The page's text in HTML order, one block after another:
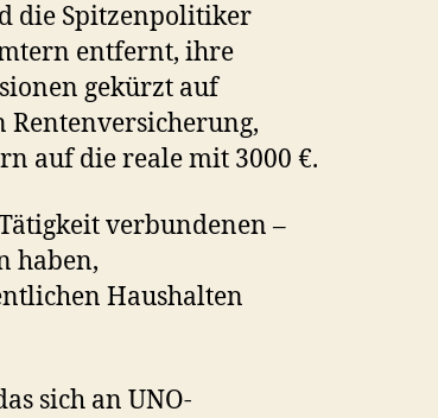
die Spitzenpolitiker
entfernt, ihre
gekürzt auf
Rentenversicherung,
auf die reale mit 3000 €.
verbundenen –
haben,
Haushalten
sich an UNO-